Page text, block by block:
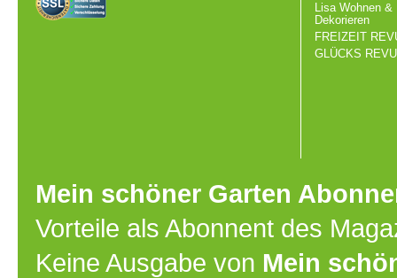
Lisa Wohnen &
Dekorieren
FREIZEIT
GLÜCKS
Mein schöner Garten
Vorteile als Abonnent des
Keine Ausgabe von Mein